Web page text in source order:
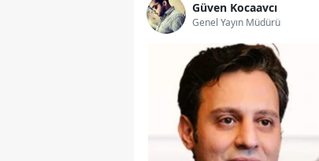
Güven Kocaavcı
Genel Yayın Müdürü